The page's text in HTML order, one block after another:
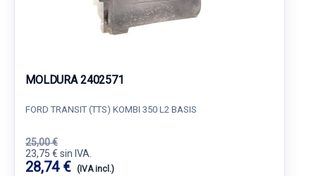
MOLDURA 2402571
FORD TRANSIT (TTS) KOMBI 350 L2 BASIS
25,00 €
23,75 € sin IVA.
28,74 € (IVA incl.)